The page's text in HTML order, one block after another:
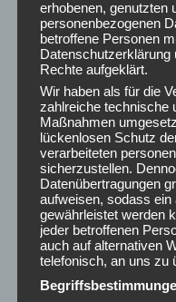
Februar 2024
Januar 2024
Dezember 2023
November 2023
Oktober 2023
August 2023
Juni 2023
Mai 2023
April 2023
Februar 2023
Januar 2023
Dezember 2022
August 2022
Juli 2022
erhobenen, genutzten
personenbezogenen
betroffene Personen
Datenschutzerklärung
Rechte aufgeklärt.
Wir haben als für die
zahlreiche technische
Maßnahmen
lückenlosen Schutz
verarbeiteten
sicherzustellen.
Datenübertragungen
aufweisen, sodass
gewährleistet werden
jeder betroffenen
auch auf alternativen
telefonisch, an uns zu